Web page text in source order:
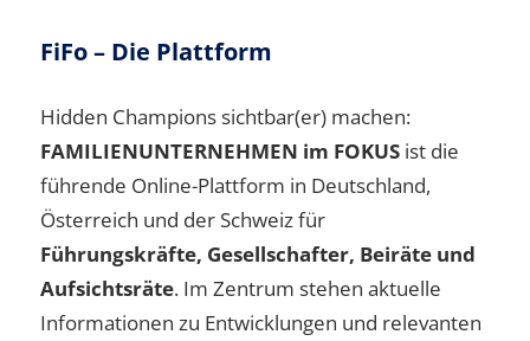
FiFo – Die Plattform
Hidden Champions sichtbar(er) machen:
FAMILIENUNTERNEHMEN im FOKUS ist die
führende Online-Plattform in Deutschland,
Österreich und der Schweiz für
Führungskräfte, Gesellschafter, Beiräte und
Aufsichtsräte. Im Zentrum stehen aktuelle
Informationen zu Entwicklungen und relevanten